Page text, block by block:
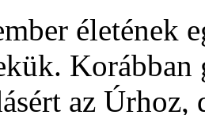
életének
Korábban
az